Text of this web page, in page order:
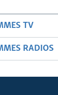
TV
RADIOS